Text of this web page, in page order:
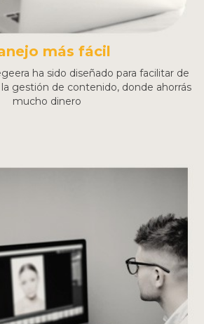
más fácil
ha sido diseñado para facilitar de
gestión de contenido, donde ahorrás
mucho dinero